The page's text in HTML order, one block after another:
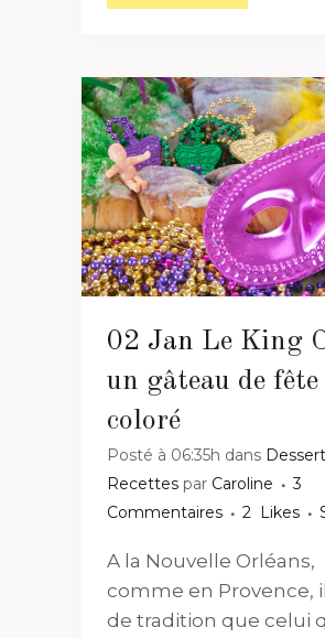
02 Jan Le King
un gâteau de
coloré
Posté à 06:35h dans
Recettes par Caroline
3
Commentaires
2 Likes
A la Nouvelle Orléans,
comme en Provence,
de tradition que celui